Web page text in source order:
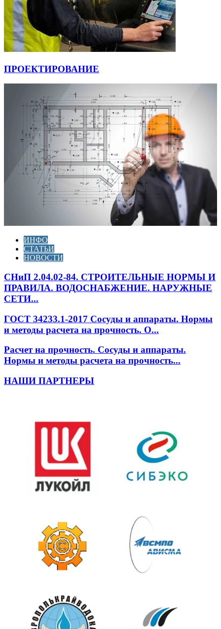
ПРОЕКТИРОВАНИЕ
ИНФО
СТАТЬИ
НОВОСТИ
СНиП 2.04.02-84. СТРОИТЕЛЬНЫЕ НОРМЫ И
ПРАВИЛА. ВОДОСНАБЖЕНИЕ. НАРУЖНЫЕ
СЕТИ...
ГОСТ 34233.1-2017 Сосуды и аппараты. Нормы
и методы расчета на прочность. О...
Расчет на прочность. Сосуды и аппараты.
Нормы и методы расчета на прочность...
НАШИ ПАРТНЕРЫ